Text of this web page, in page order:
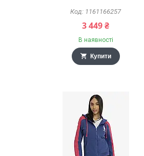
1161166257
3 449 ₴
В наявності
Купити